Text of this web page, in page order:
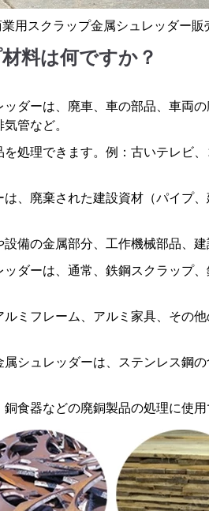
用スクラップ金属シュレッダー販
料は何ですか？
ダーは、廃車、車の部品、車両
管など。
処理できます。例：古いテレビ
、廃棄された建設資材（パイプ
備の金属部分、工作機械部品、建
ダーは、通常、鉄鋼スクラップ
ミフレーム、アルミ家具、その
シュレッダーは、ステンレス鋼
食器などの廃銅製品の処理に使用